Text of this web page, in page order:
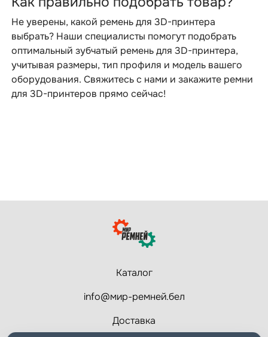
Не уверены, какой ремень для 3D-принтера
выбрать? Наши специалисты помогут подобрать
оптимальный зубчатый ремень для 3D-принтера,
учитывая размеры, тип профиля и модель вашего
оборудования. Свяжитесь с нами и закажите ремни
для 3D-принтеров прямо сейчас!
Каталог
info@мир-ремней.бел
Доставка